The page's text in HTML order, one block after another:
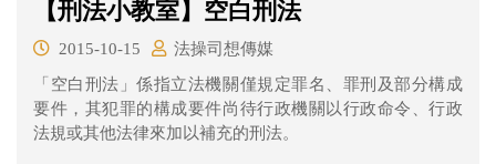
【刑法小教室】空白刑法
2015-10-15
法操司想傳媒
「空白刑法」係指立法機關僅規定罪名、罪刑及部分構成
要件，其犯罪的構成要件尚待行政機關以行政命令、行政
法規或其他法律來加以補充的刑法。